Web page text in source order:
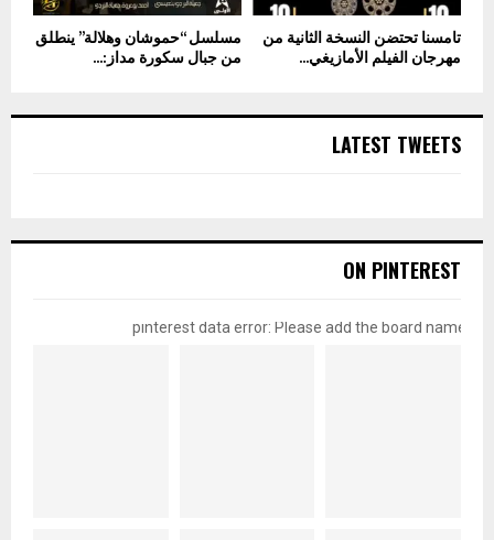
مسلسل “حموشان وهلالة” ينطلق
من جبال سكورة مداز:...
تامسنا تحتضن النسخة الثانية من
مهرجان الفيلم الأمازيغي...
LATEST TWEETS
ON PINTEREST
pinterest data error: Please add the board name